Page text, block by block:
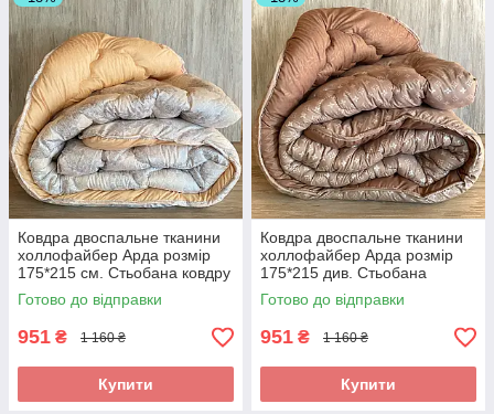
Ковдра двоспальне тканини
холлофайбер Арда розмір
175*215 см. Стьобана ковдру
теплоео
Готово до відправки
951 ₴ 1 160 ₴
Купити
Ковдра двоспальне тканини
холлофайбер Арда розмір
175*215 див. Стьобана
ковдру теплоео
Готово до відправки
951 ₴ 1 160 ₴
Купити